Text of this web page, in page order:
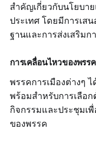
สำคัญเกี่ยวกับนโยบา
ประเทศ โดยมีการเส
ฐานและการส่งเสริมก
การเคลื่อนไหวของพรร
พรรคการเมืองต่างๆ
พร้อมสำหรับการเลือ
กิจกรรมและประชุมเ
ของพรรค